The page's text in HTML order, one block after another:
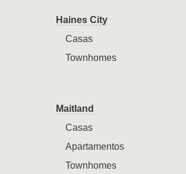
Haines City
Casas
Townhomes
Maitland
Casas
Apartamentos
Townhomes